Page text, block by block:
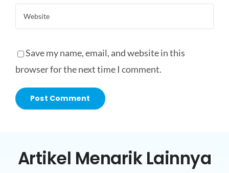
Save my name, email, and website in this
browser for the next time I comment.
Artikel Menarik Lainnya